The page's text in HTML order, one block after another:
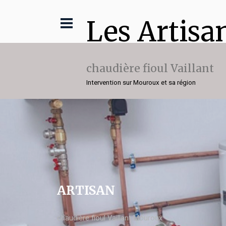
Les
chaudière fioul Vaillant
Intervention sur Mouroux et sa région
ARTISAN
chaudière fioul Vaillant Mouroux